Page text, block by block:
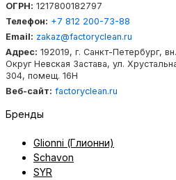
ОГРН: 1217800182797
Телефон: +7 812 200-73-88
Email: zakaz@factoryclean.ru
Адрес: 192019, г. Санкт-Петербург,
Округ Невская Застава, ул.
304, помещ. 16Н
Веб-сайт: factoryclean.ru
Бренды
Glionni (Глионни)
Schavon
SYR